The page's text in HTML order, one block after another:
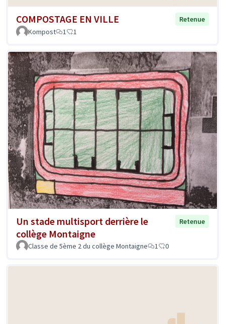
COMPOSTAGE EN VILLE
Retenue
Kompost
1 1
Un stade multisport derrière le
collège Montaigne
Retenue
Classe de 5ème 2 du collège Montaigne 1 0